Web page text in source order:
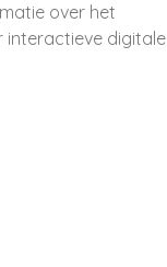
over het
interactieve digitale